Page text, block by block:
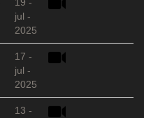
jul -
2025
17 -
jul -
2025
13 -